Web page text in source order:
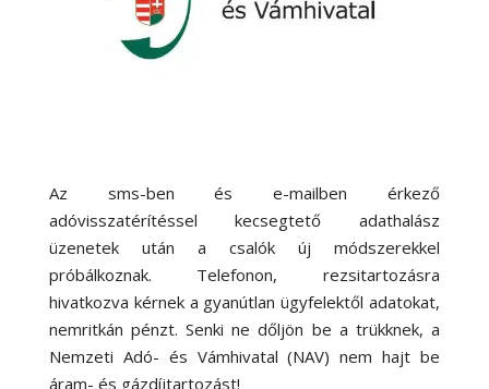
Az sms-ben és e-mailben érkező
adóvisszatérítéssel kecsegtető adathalász
üzenetek után a csalók új módszerekkel
próbálkoznak. Telefonon, rezsitartozásra
hivatkozva kérnek a gyanútlan ügyfelektől adatokat,
nemritkán pénzt. Senki ne dőljön be a trükknek, a
Nemzeti Adó- és Vámhivatal (NAV) nem hajt be
áram- és gázdíjtartozást!